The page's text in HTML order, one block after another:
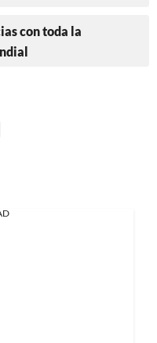
con toda la